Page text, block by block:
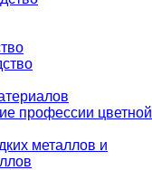
профессии цветной
металлов и